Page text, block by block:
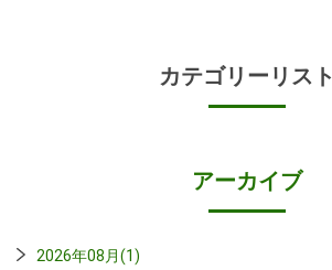
カテゴリーリスト
アーカイブ
2026年08月(1)